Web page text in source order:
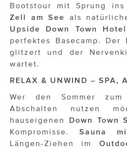
Bootstour mit Sprung ins
Zell am See
als
Upside Down Town
perfektes Basecamp.
glitzert und der
wartet.
RELAX & UNWIND – SPA,
Wer den Sommer zum
Abschalten nutzen
hauseigenen Down Town
Kompromisse. Sauna
Längen-Ziehen im